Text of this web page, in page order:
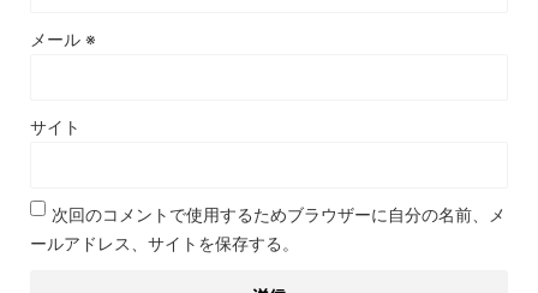
メール ※
サイト
次回のコメントで使用するためブラウザーに自分の名前、メ
ールアドレス、サイトを保存する。